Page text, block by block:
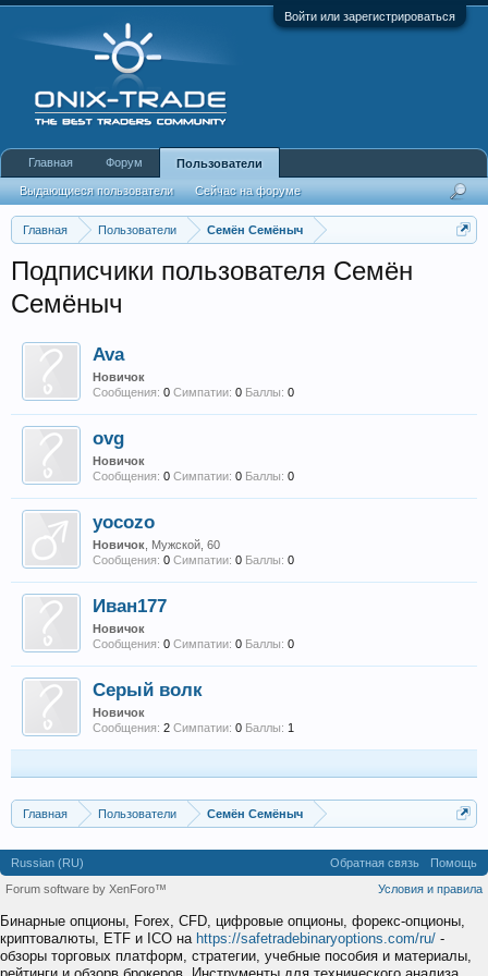
Войти или зарегистрироваться
Главная Пользователи Семён Семёныч
Подписчики пользователя Семён
Семёныч
Ava
Новичок
Сообщения: 0 Симпатии: 0 Баллы: 0
ovg
Новичок
Сообщения: 0 Симпатии: 0 Баллы: 0
yocozo
Новичок , Мужской, 60
Сообщения: 0 Симпатии: 0 Баллы: 0
Иван177
Новичок
Сообщения: 0 Симпатии: 0 Баллы: 0
Серый волк
Новичок
Сообщения: 2 Симпатии: 0 Баллы: 1
Главная Пользователи Семён Семёныч
Главная Форум Пользователи
Выдающиеся пользователи Сейчас на форуме
Недавняя активность Новые сообщения профиля
Russian (RU) Обратная связь
Помощь
Условия и правила
Forum software by XenForo™
Бинарные опционы, Forex, CFD, цифровые опционы, форекс-опционы,
криптовалюты, ETF и ICO на https://safetradebinaryoptions.com/ru/ -
обзоры торговых платформ, стратегии, учебные пособия и материалы,